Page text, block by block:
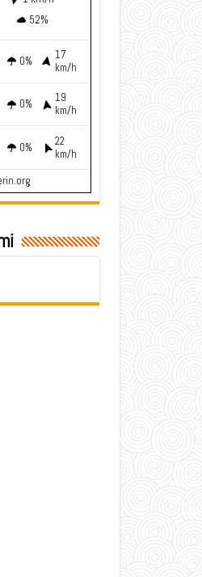
52%
0%
17
km/h
0%
19
km/h
0%
22
km/h